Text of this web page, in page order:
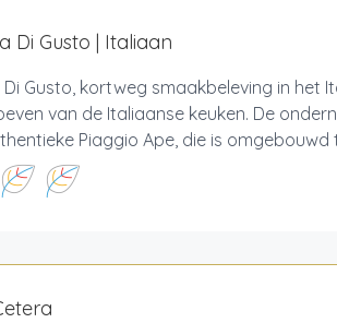
Di Gusto | Italiaan
Di Gusto, kortweg smaakbeleving in het
van de Italiaanse keuken. De
Piaggio Ape, die is